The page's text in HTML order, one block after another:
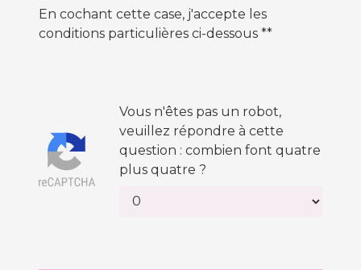
En cochant cette case, j'accepte les
conditions particulières ci-dessous **
Vous n'êtes pas un robot,
veuillez répondre à cette
question : combien font quatre
plus quatre ?